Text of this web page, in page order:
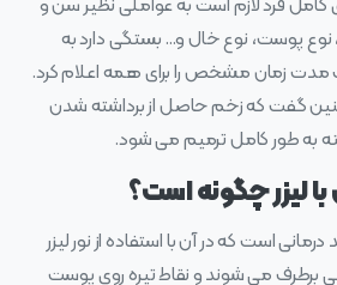
کامل فرد لازم است به عواملی نظیر سن و
پوست، نوع خال و… بستگی دارد به
زمان مشخص را برای همه اعلام کرد.
گفت که زخم حاصل از برداشته شدن
لیزر چگونه است؟
است که در آن با استفاده از نور لیزر
برطرف می‌ شوند و نقاط تیره روی پوست